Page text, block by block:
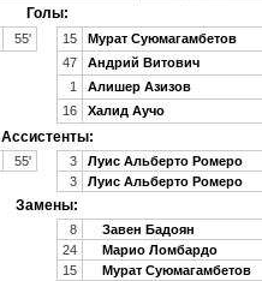
Голы:
55' 15 Мурат Суюмагамбетов
47
Андрий Витович
1
Алишер Азизов
16
Халид Аучо
Ассистенты:
55' 3 Луис Альберто Ромеро
3
Луис Альберто Ромеро
Замены:
8 Завен Бадоян
24
Марио Ломбардо
15
Мурат Суюмагамбетов